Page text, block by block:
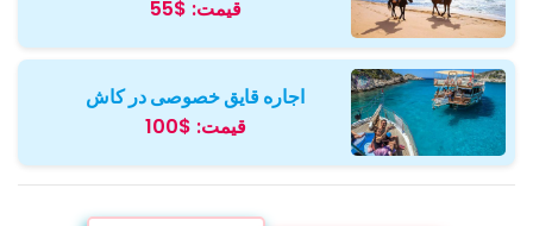
قیمت: $55
اجاره قایق خصوصی در کاش
قیمت: $100